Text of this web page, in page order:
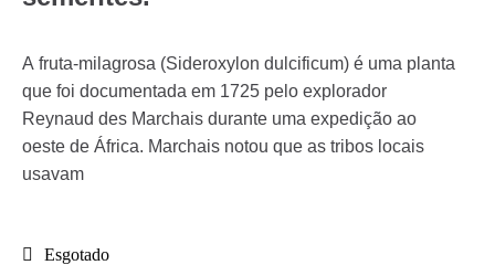
A fruta-milagrosa (Sideroxylon dulcificum) é uma planta
que foi documentada em 1725 pelo explorador
Reynaud des Marchais durante uma expedição ao
oeste de África. Marchais notou que as tribos locais
usavam
Esgotado